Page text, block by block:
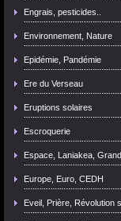
Engrais, pesticides..
Environnement, Nature
Epidémie, Pandémie
Ere du Verseau
Eruptions solaires
Escroquerie
Espace, Laniakea,
Europe, Euro, CEDH
Eveil, Prière, Révolution